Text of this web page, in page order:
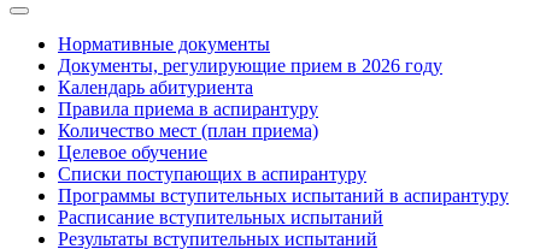
Нормативные документы
Документы, регулирующие прием в 2026 году
Календарь абитуриента
Правила приема в аспирантуру
Количество мест (план приема)
Целевое обучение
Списки поступающих в аспирантуру
Программы вступительных испытаний в аспирантуру
Расписание вступительных испытаний
Результаты вступительных испытаний